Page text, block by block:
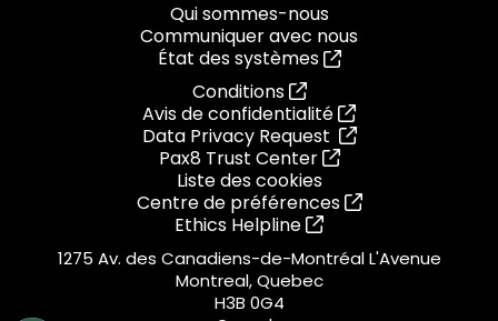
Qui sommes-nous
Communiquer avec nous
État des systèmes
Conditions
Avis de confidentialité
Data Privacy Request
Pax8 Trust Center
Liste des cookies
Centre de préférences
Ethics Helpline
1275 Av. des Canadiens-de-Montréal L'Avenue
Montreal, Quebec
H3B 0G4